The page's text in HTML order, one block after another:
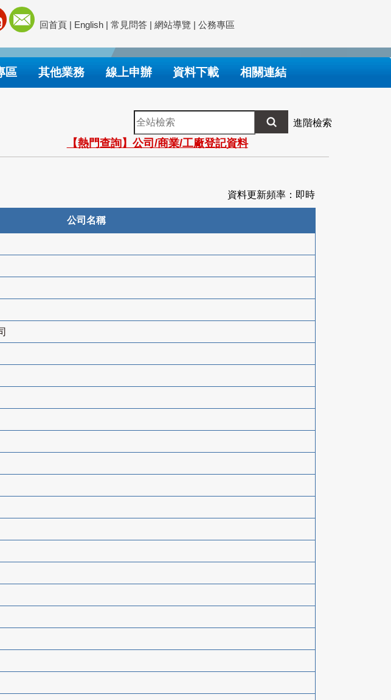
回首頁 | English | 常見問答 | 網站導覽 | 公務專區
區 其他業務 線上申辦 資料下載 相關連結
全
站
檢
索
進階檢索
【熱門查詢】公司/商業/工廠登記資料
資料更新頻率：即時
公司名稱